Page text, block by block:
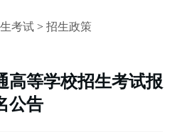
考试 > 招生政策
高等学校招生考试报
公告